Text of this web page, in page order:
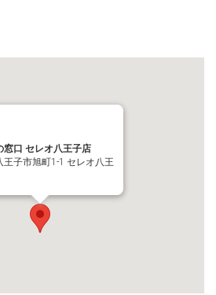
窓口 セレオ八王子店
王子市旭町1-1 セレオ八王